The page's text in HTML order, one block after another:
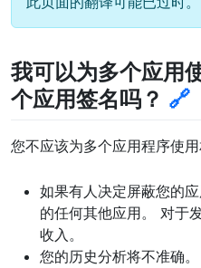
我可以为多个应用
个应用签名吗？ 🔗
您不应该为多个应用程序使
如果有人决定屏蔽您的
的任何其他应用。 对于
收入。
您的历史分析将不准确